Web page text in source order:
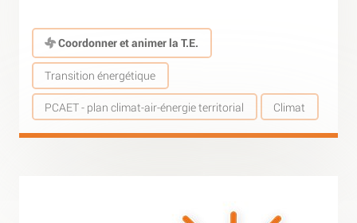
Coordonner et animer la T.E.
Transition énergétique
PCAET - plan climat-air-énergie territorial Climat